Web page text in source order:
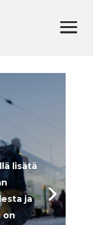
lisätä
ja
on